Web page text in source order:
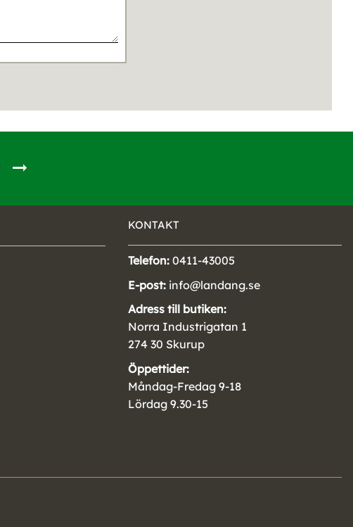
KONTAKT
Telefon: 0411-43005
E-post: info@landang.se
Adress till butiken:
Norra Industrigatan 1
274 30 Skurup
Öppettider:
Måndag-Fredag 9-18
Lördag 9.30-15